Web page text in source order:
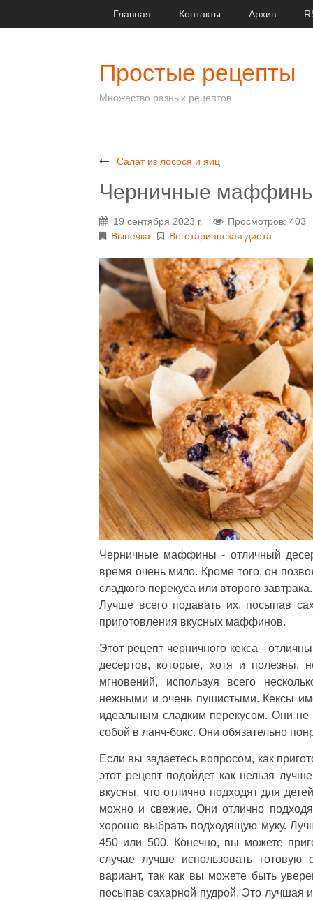
Главная Контакты Архив
Простые рецепты
Множество разных рецептов
Салат из лосося и яиц
Черничные
19 сентября 2023 г. Просмотров: 403
Выпечка
Вегетарианская диета
Черничные маффины - отличный
время очень мило. Кроме того, он
сладкого перекуса или второго
Лучше всего подавать их, посыпав
приготовления вкусных маффинов.
Этот рецепт черничного кекса -
десертов, которые, хотя и полезны,
мгновений, используя всего
нежными и очень пушистыми. Кексы
идеальным сладким перекусом. Они не
собой в ланч-бокс. Они обязательно
Если вы задаетесь вопросом, как
этот рецепт подойдет как нельзя
вкусны, что отлично подходят для
можно и свежие. Они отлично
хорошо выбрать подходящую муку.
450 или 500. Конечно, вы можете
случае лучше использовать
вариант, так как вы можете быть
посыпав сахарной пудрой. Это лучшая